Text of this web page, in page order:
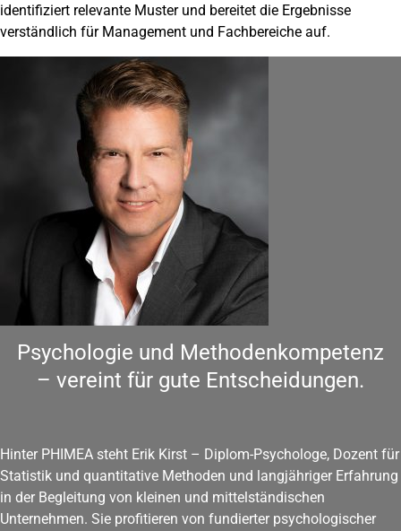
identifiziert relevante Muster und bereitet die Ergebnisse
verständlich für Management und Fachbereiche auf.
Psychologie und Methodenkompetenz
– vereint für gute Entscheidungen.
Hinter PHIMEA steht Erik Kirst – Diplom-Psychologe, Dozent für
Statistik und quantitative Methoden und langjähriger Erfahrung
in der Begleitung von kleinen und mittelständischen
Unternehmen. Sie profitieren von fundierter psychologischer